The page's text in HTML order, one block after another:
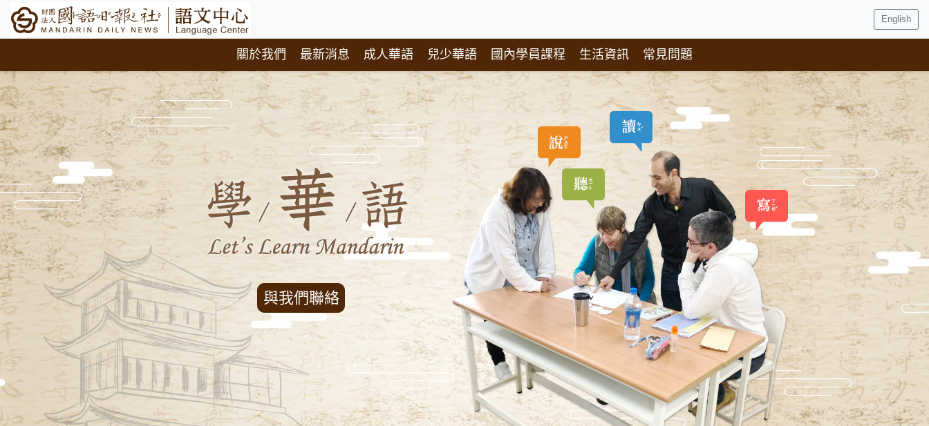
English
關於我們 最新消息 成人華語 兒少華語 國內學員課程 生活資訊 常見問題
與我們聯絡